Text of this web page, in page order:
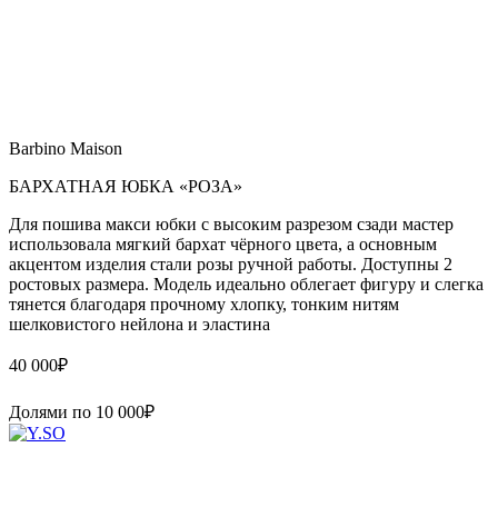
Barbino Maison
БАРХАТНАЯ ЮБКА «РОЗА»
Для пошива макси юбки с высоким разрезом сзади мастер
использовала мягкий бархат чёрного цвета, а основным
акцентом изделия стали розы ручной работы. Доступны 2
ростовых размера. Модель идеально облегает фигуру и слегка
тянется благодаря прочному хлопку, тонким нитям
шелковистого нейлона и эластина
40 000₽
Долями по 10 000₽